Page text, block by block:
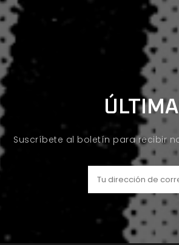
Suscríbete al boletín para recibir